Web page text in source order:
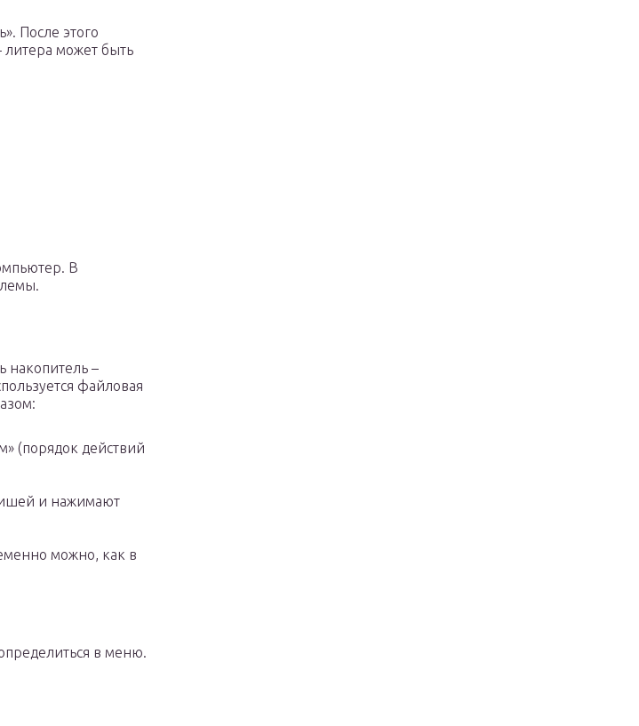
После этого
может быть
В
накопитель –
файловая
(порядок действий
и нажимают
можно, как в
в меню.